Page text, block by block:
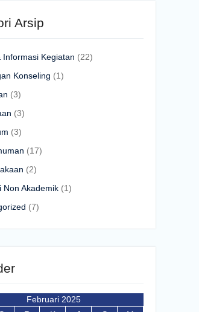
Arsip
Informasi Kegiatan (22)
Konseling (1)
(3)
(3)
(3)
(17)
(2)
Non Akademik (1)
(7)
Februari 2025